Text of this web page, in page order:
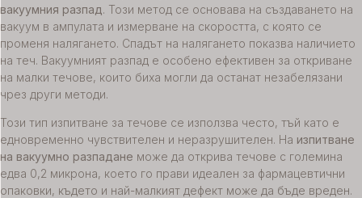
вакуумния разпад. Този метод се основава на създаването на
вакуум в ампулата и измерване на скоростта, с която се
променя налягането. Спадът на налягането показва наличието
на теч. Вакуумният разпад е особено ефективен за откриване
на малки течове, които биха могли да останат незабелязани
чрез други методи.
Този тип изпитване за течове се използва често, тъй като е
едновременно чувствителен и неразрушителен. На изпитване
на вакуумно разпадане може да открива течове с големина
едва 0,2 микрона, което го прави идеален за фармацевтични
опаковки, където и най-малкият дефект може да бъде вреден.